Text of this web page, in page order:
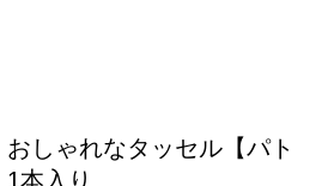
しゃれなタッセル【パト
本入り